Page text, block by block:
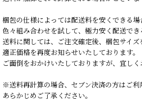
梱包の仕様によっては配送料を安くできる場
色々組み合わせを試して、極力安く配送でき
送料に関しては、ご注文確定後、梱包サイズ
適正価格を再度お知らせいたしております。
ご面倒をおかけいたしておりますが、宜しく
※送料再計算の場合、セブン決済の方はご利
あらかじめご了承ください。